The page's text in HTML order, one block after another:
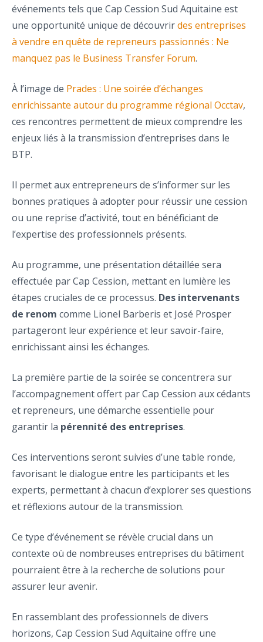
événements tels que Cap Cession Sud Aquitaine est
une opportunité unique de découvrirdes entreprises
à vendre en quête de repreneurs passionnés : Ne
manquez pas le Business Transfer Forum.
À l’image de Prades : Une soirée d’échanges
enrichissante autour du programme régional Occtav,
ces rencontres permettent de mieux comprendre les
enjeux liés à la transmission d’entreprises dans le
BTP.
Il permet aux entrepreneurs de s’informer sur les
bonnes pratiques à adopter pour réussir une cession
ou une reprise d’activité, tout en bénéficiant de
l’expertise des professionnels présents.
Au programme, une présentation détaillée sera
effectuée par Cap Cession, mettant en lumière les
étapes cruciales de ce processus. Des intervenants
de renom comme Lionel Barberis et José Prosper
partageront leur expérience et leur savoir-faire,
enrichissant ainsi les échanges.
La première partie de la soirée se concentrera sur
l’accompagnement offert par Cap Cession aux cédants
et repreneurs, une démarche essentielle pour
garantir la pérennité des entreprises.
Ces interventions seront suivies d’une table ronde,
favorisant le dialogue entre les participants et les
experts, permettant à chacun d’explorer ses questions
et réflexions autour de la transmission.
Ce type d’événement se révèle crucial dans un
contexte où de nombreuses entreprises du bâtiment
pourraient être à la recherche de solutions pour
assurer leur avenir.
En rassemblant des professionnels de divers
horizons, Cap Cession Sud Aquitaine offre une